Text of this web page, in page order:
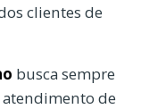
clientes de
busca sempre
de